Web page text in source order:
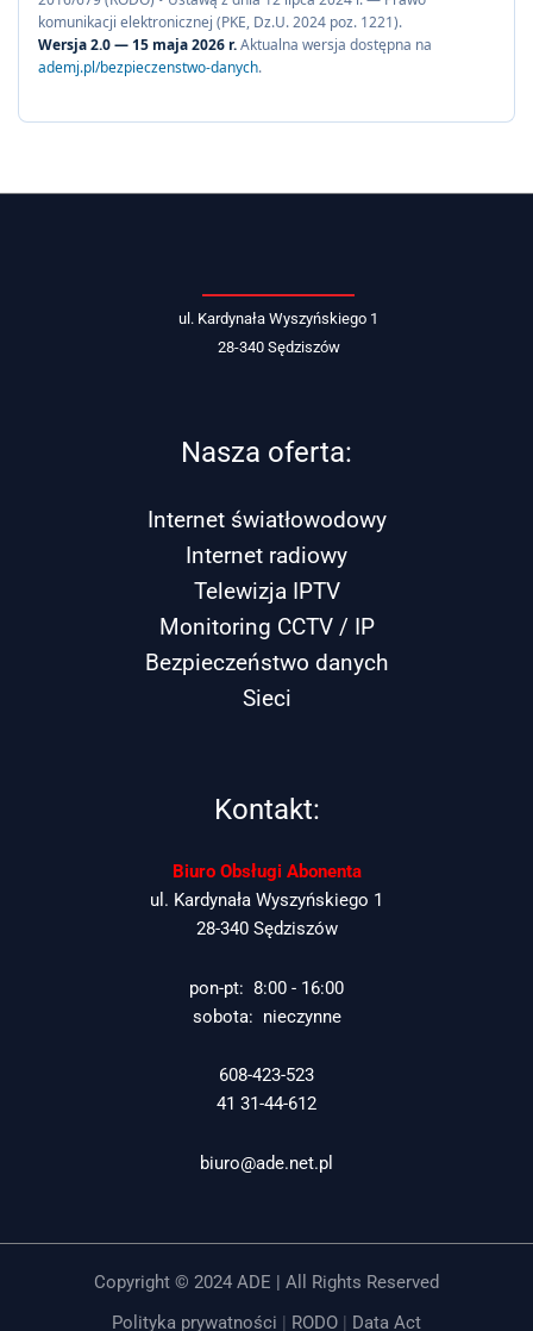
komunikacji elektronicznej (PKE, Dz.U. 2024 poz. 1221).
Wersja 2.0 — 15 maja 2026 r.Aktualna wersja dostępna na
ademj.pl/bezpieczenstwo-danych.
ul. Kardynała Wyszyńskiego 1
28-340 Sędziszów
Nasza oferta:
Internet światłowodowy
Internet radiowy
Telewizja IPTV
Monitoring CCTV / IP
Bezpieczeństwo danych
Sieci
Kontakt:
Biuro Obsługi Abonenta
ul. Kardynała Wyszyńskiego 1
28-340 Sędziszów
pon-pt: 8:00 - 16:00
sobota: nieczynne
608-423-523
41 31-44-612
biuro@ade.net.pl
Copyright © 2024 ADE | All Rights Reserved
Polityka prywatności | RODO | Data Act